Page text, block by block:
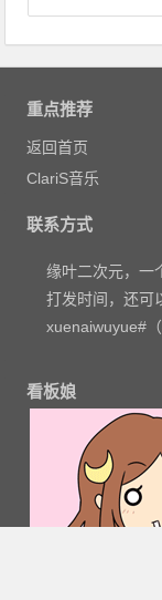
重点推荐
返回首页
ClariS音乐
联系方式
缘叶二次元，一
打发时间，还可
xuenaiwuyue#
看板娘